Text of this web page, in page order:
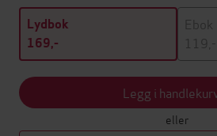
Lydbok
169,-
Ebok
119,-
Legg i
eller